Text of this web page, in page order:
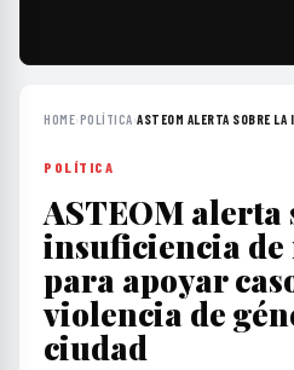
HOME›POLÍTICA›ASTEOM ALERTA SOBRE
POLÍTICA
ASTEOM alerta
insuficiencia de
para apoyar
violencia de
ciudad